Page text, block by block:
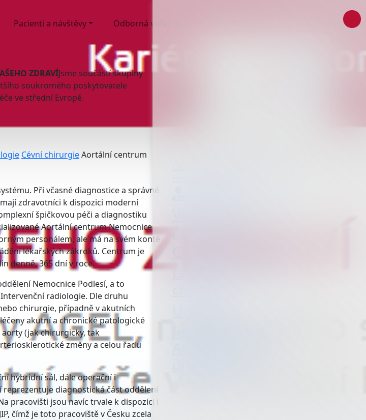
Pacienti a návštěvy Odborná veřejnost
ZDRAVÍJsme součástí skupiny
soukromého poskytovatele
ve střední Evropě.
Cévní chirurgieAortální centrum
Při včasné diagnostice a správné
zdravotníci k dispozici moderní
špičkovou péči a diagnostiku
Aortální centrum Nemocnice
personálem, ale má na svém kontě
lékařských zákroků. Centrum je
denně, 365 dní v roce.
Nemocnice Podlesí, a to
radiologie. Dle druhu
chirurgie, případně v akutních
akutní a chronické patologické
(jak chirurgicky, tak
změny a celou řadu
hybridní sál, dále operační i
diagnostická část oddělení
pracovišti jsou navíc trvale k dispozici i
čímž je toto pracoviště v Česku zcela